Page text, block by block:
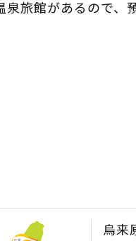
旅館があるので
烏来